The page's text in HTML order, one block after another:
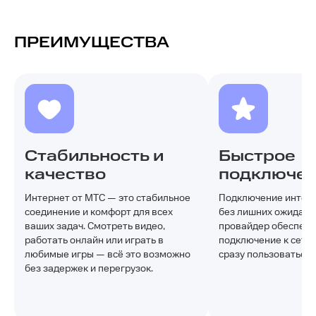
ПРЕИМУЩЕСТВА
Стабильность и
качество
Интернет от МТС — это стабильное
соединение и комфорт для всех
ваших задач. Смотреть видео,
работать онлайн или играть в
любимые игры — всё это возможно
без задержек и перегрузок.
Быстрое
Подключение
без лишних
провайдер
подключение к
сразу пользоваться